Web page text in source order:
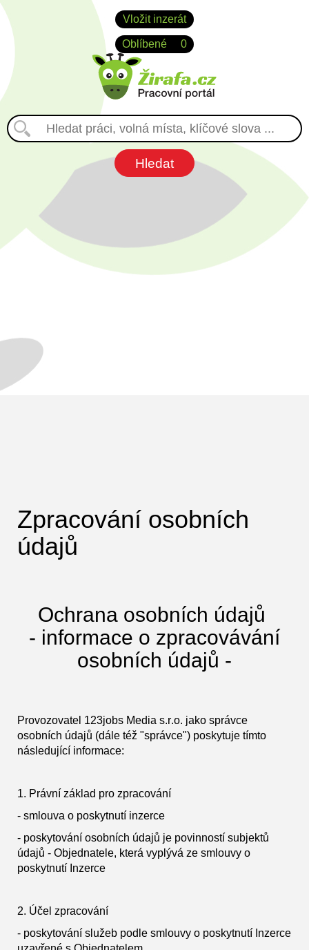
Vložit inzerát
Oblíbené 0
Zpracování osobních
údajů
Ochrana osobních údajů
- informace o zpracovávání
osobních údajů -
Provozovatel 123jobs Media s.r.o. jako správce
osobních údajů (dále též "správce") poskytuje tímto
následující informace:
1. Právní základ pro zpracování
- smlouva o poskytnutí inzerce
- poskytování osobních údajů je povinností subjektů
údajů - Objednatele, která vyplývá ze smlouvy o
poskytnutí Inzerce
2. Účel zpracování
- poskytování služeb podle smlouvy o poskytnutí Inzerce